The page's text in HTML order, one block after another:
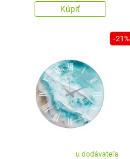
Kúpiť
-21%
u dodávateľa